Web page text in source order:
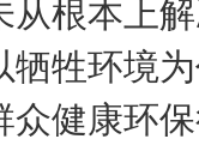
从根本上
牺牲环境
众健康环